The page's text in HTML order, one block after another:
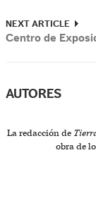
NEXT ARTICLE
Centro de
AUTORES
La redacción de
obra de